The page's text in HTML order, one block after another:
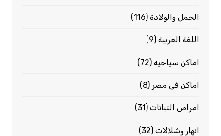
الحمل والولادة(116)
اللغة العربية(9)
اماكن سياحيه(72)
اماكن فى مصر (8)
امراض النباتات(31)
انهار وشلالات(32)